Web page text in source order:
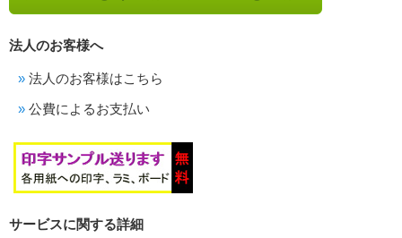
法人のお客様へ
法人のお客様はこちら
公費によるお支払い
サービスに関する詳細